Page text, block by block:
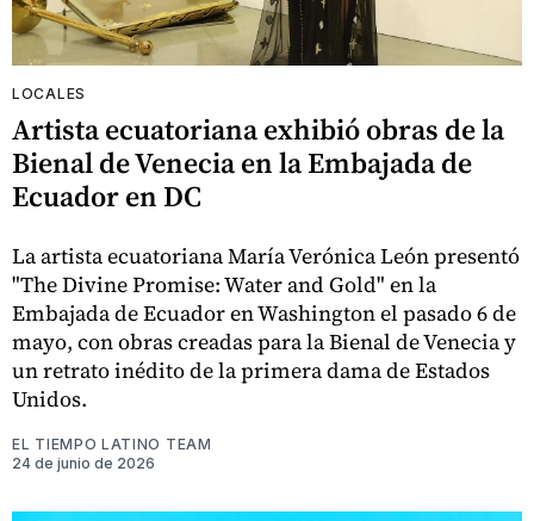
LOCALES
Artista ecuatoriana exhibió obras de la
Bienal de Venecia en la Embajada de
Ecuador en DC
La artista ecuatoriana María Verónica León presentó
"The Divine Promise: Water and Gold" en la
Embajada de Ecuador en Washington el pasado 6 de
mayo, con obras creadas para la Bienal de Venecia y
un retrato inédito de la primera dama de Estados
Unidos.
EL TIEMPO LATINO TEAM
24 de junio de 2026